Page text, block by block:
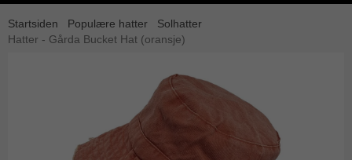
Startsiden Populære hatter
Solhatter
Hatter - Gårda Bucket Hat (oransje)